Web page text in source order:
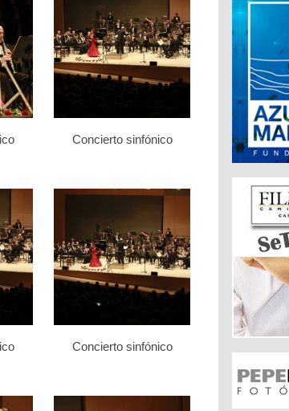
Concierto sinfónico
Concierto sinfónico